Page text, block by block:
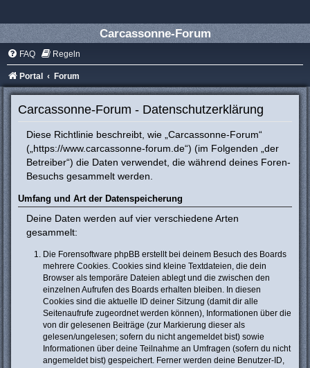
Carcassonne-Forum
FAQ Regeln
Portal Forum
Carcassonne-Forum - Datenschutzerklärung
Diese Richtlinie beschreibt, wie „Carcassonne-Forum“
(„https://www.carcassonne-forum.de“) (im Folgenden „der
Betreiber“) die Daten verwendet, die während deines Foren-
Besuchs gesammelt werden.
Umfang und Art der Datenspeicherung
Deine Daten werden auf vier verschiedene Arten
gesammelt:
Die Forensoftware phpBB erstellt bei deinem Besuch des Boards
mehrere Cookies. Cookies sind kleine Textdateien, die dein
Browser als temporäre Dateien ablegt und die zwischen den
einzelnen Aufrufen des Boards erhalten bleiben. In diesen
Cookies sind die aktuelle ID deiner Sitzung (damit dir alle
Seitenaufrufe zugeordnet werden können), Informationen über die
von dir gelesenen Beiträge (zur Markierung dieser als
gelesen/ungelesen; sofern du nicht angemeldet bist) sowie
Informationen über deine Teilnahme an Umfragen (sofern du nicht
angemeldet bist) gespeichert. Ferner werden deine Benutzer-ID,